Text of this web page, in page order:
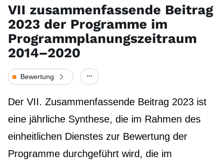
VII zusammenfassende Beitrag
2023 der Programme im
Programmplanungszeitraum
2014–2020
Bewertung
Der VII. Zusammenfassende Beitrag 2023 ist
eine jährliche Synthese, die im Rahmen des
einheitlichen Dienstes zur Bewertung der
Programme durchgeführt wird, die im